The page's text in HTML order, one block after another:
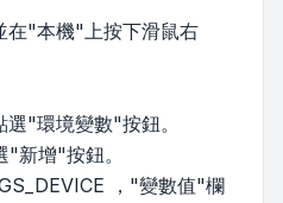
在"本機"上按下滑鼠右
"環境變數"按鈕。
"新增"按鈕。
，"變數值"欄